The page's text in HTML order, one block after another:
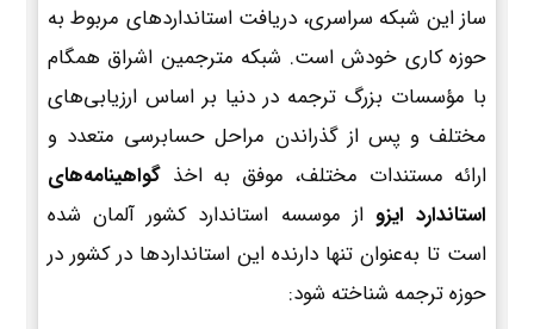
ساز این شبکه سراسری، دریافت استانداردهای مربوط به
حوزه کاری خودش است. شبکه مترجمین اشراق همگام
با مؤسسات بزرگ ترجمه در دنیا بر اساس ارزیابی‌های
مختلف و پس از گذراندن مراحل حسابرسی متعدد و
ارائه مستندات مختلف، موفق به اخذ گواهینامه‌های
استاندارد ایزو از موسسه استاندارد کشور آلمان شده
است تا به‌عنوان تنها دارنده این استانداردها در کشور در
حوزه ترجمه شناخته شود: